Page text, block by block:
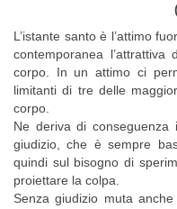
L’istante santo è l’attimo
contemporanea
corpo. In un attimo ci
limitanti di tre delle
corpo.
Ne deriva di
giudizio, che è sempre
quindi sul bisogno di
proiettare la colpa.
Senza giudizio muta